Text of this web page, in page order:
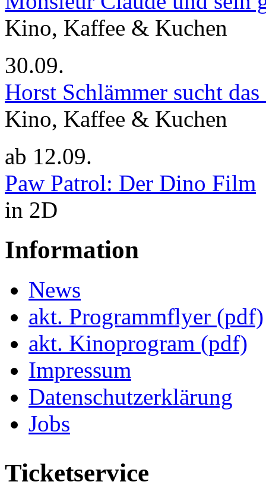
Kino, Kaffee & Kuchen
30.09.
Horst Schlämmer sucht
Kino, Kaffee & Kuchen
ab 12.09.
Paw Patrol: Der Dino Film
in 2D
Information
News
akt. Programmflyer (pdf)
akt. Kinoprogram (pdf)
Impressum
Datenschutzerklärung
Jobs
Ticketservice